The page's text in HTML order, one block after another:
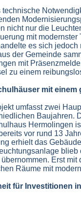
technische
nicht nur die
mit
es sich
der Gemeinde
mit
zu einem
mit
umfasst zwei
Baujahren.
Hermolingen
vor rund 13
erhielt das
blieb
Erst
Räume mit
für Investitionen